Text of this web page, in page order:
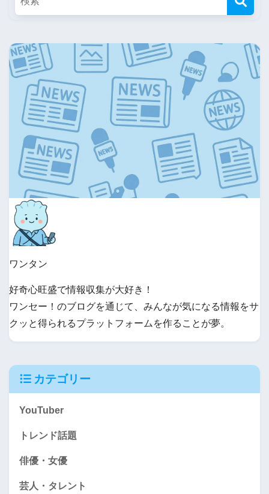
ワンタン
好奇心旺盛で情報収集が大好き！
ワンセー！のブログを通じて、みんなが気になる情報をサ
クッと得られるプラットフォームを作ることが夢。
カテゴリー
YouTuber
トレンド話題
俳優・女優
芸人・タレント